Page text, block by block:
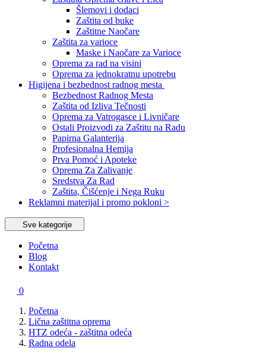
Šlemovi i dodaci
Zaštita od buke
Zaštitne Naočare
Zaštita za varioce
Maske i Naočare za Varioce
Oprema za rad na visini
Oprema za jednokratnu upotrebu
Higijena i bezbednost radnog mesta
Bezbednost Radnog Mesta
Zaštita od Izliva Tečnosti
Oprema za Vatrogasce i Livničare
Ostali Proizvodi za Zaštitu na Radu
Papirna Galanterija
Profesionalna Hemija
Prva Pomoć i Apoteke
Oprema Za Zalivanje
Sredstva Za Rad
Zaštita, Čišćenje i Nega Ruku
Reklamni materijal i promo pokloni >
Sve kategorije
Početna
Blog
Kontakt
0
Početna
Lična zaštitna oprema
HTZ odeća - zaštitna odeća
Radna odela